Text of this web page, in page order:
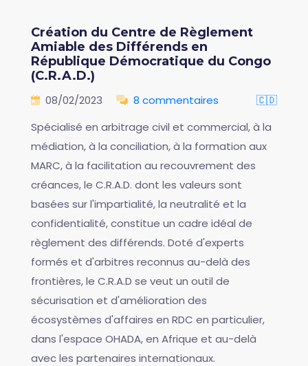
Création du Centre de Règlement
Amiable des Différends en
République Démocratique du Congo
(C.R.A.D.)
08/02/2023 8 commentaires
🇨🇩
Spécialisé en arbitrage civil et commercial, à la
médiation, à la conciliation, à la formation aux
MARC, à la facilitation au recouvrement des
créances, le C.R.A.D. dont les valeurs sont
basées sur l'impartialité, la neutralité et la
confidentialité, constitue un cadre idéal de
règlement des différends. Doté d'experts
formés et d'arbitres reconnus au-delà des
frontières, le C.R.A.D se veut un outil de
sécurisation et d'amélioration des
écosystèmes d'affaires en RDC en particulier,
dans l'espace OHADA, en Afrique et au-delà
avec les partenaires internationaux.